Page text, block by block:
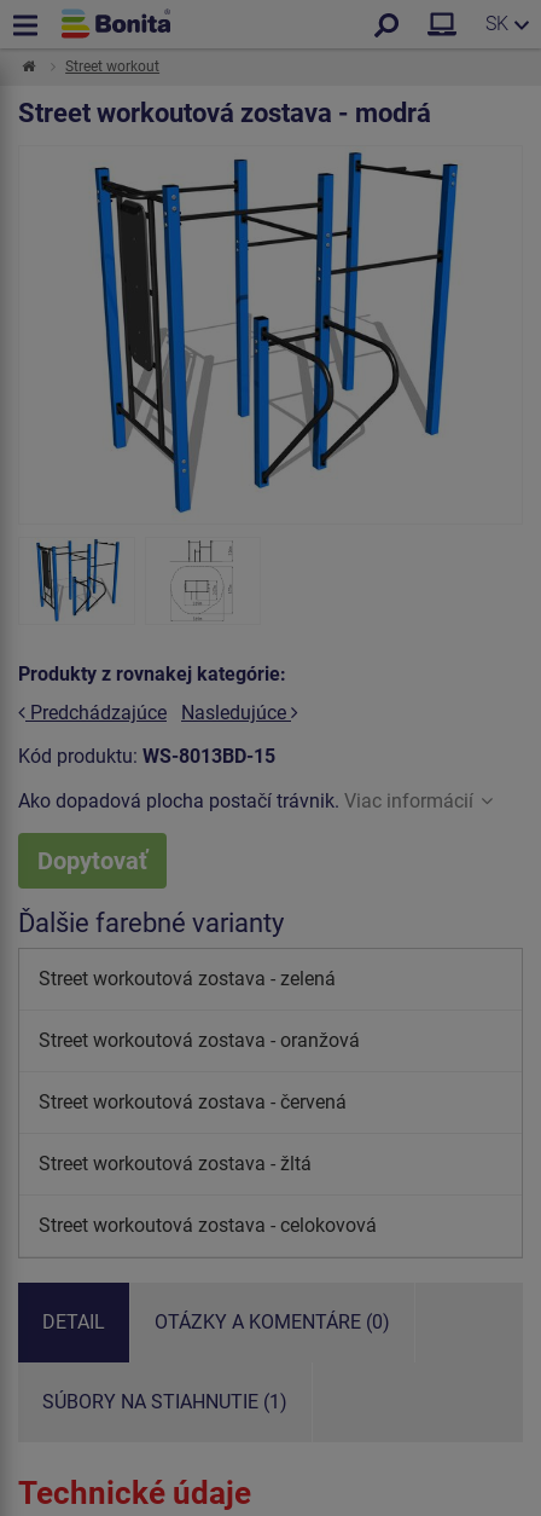
SK
Street workout
Street workoutová zostava - modrá
Produkty z rovnakej kategórie:
Predchádzajúce
Nasledujúce
Kód produktu: WS-8013BD-15
Ako dopadová plocha postačí trávnik. Viac informácií
Dopytovať
Ďalšie farebné varianty
Street workoutová zostava - zelená
Street workoutová zostava - oranžová
Street workoutová zostava - červená
Street workoutová zostava - žltá
Street workoutová zostava - celokovová
DETAIL OTÁZKY A KOMENTÁRE (0)
SÚBORY NA STIAHNUTIE (1)
Technické údaje